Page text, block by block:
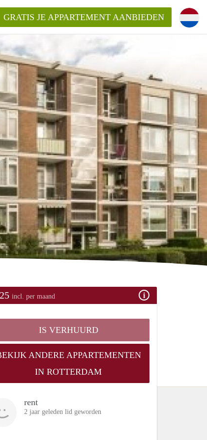
in Rotterdam?
GRATIS JE APPARTEMENT AANBIEDEN
incl. per maand
IS VERHUURD
ANDERE APPARTEMENTEN
IN ROTTERDAM
rent
2 jaar geleden lid geworden